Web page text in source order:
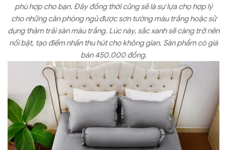
phù hợp cho bạn. Đây đồng thời cũng sẽ là sự lựa chọ hợp lý
cho những căn phòng ngủ được sơn tường màu trắng hoặc sử
dụng thảm trải sàn màu trắng. Lúc này, sắc xanh sẽ càng trở nên
nổi bật, tạo điểm nhấn thu hút cho không gian. Sản phẩm có giá
bán 450.000 đồng.